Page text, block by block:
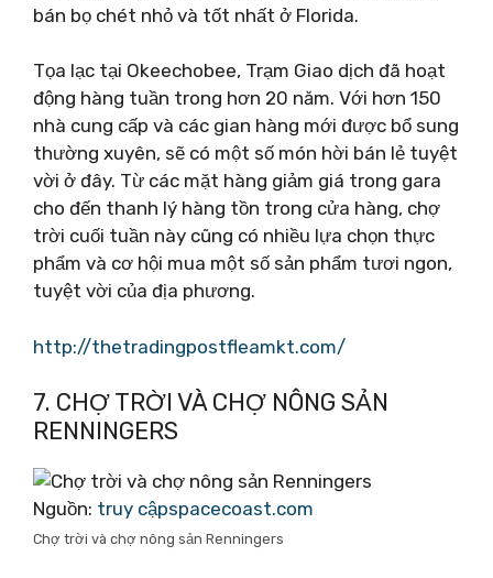
bán bọ chét nhỏ và tốt nhất ở Florida.
Tọa lạc tại Okeechobee, Trạm Giao dịch đã hoạt
động hàng tuần trong hơn 20 năm. Với hơn 150
nhà cung cấp và các gian hàng mới được bổ sung
thường xuyên, sẽ có một số món hời bán lẻ tuyệt
vời ở đây. Từ các mặt hàng giảm giá trong gara
cho đến thanh lý hàng tồn trong cửa hàng, chợ
trời cuối tuần này cũng có nhiều lựa chọn thực
phẩm và cơ hội mua một số sản phẩm tươi ngon,
tuyệt vời của địa phương.
http://thetradingpostfleamkt.com/
7. CHỢ TRỜI VÀ CHỢ NÔNG SẢN
RENNINGERS
Nguồn: truy cậpspacecoast.com
Chợ trời và chợ nông sản Renningers